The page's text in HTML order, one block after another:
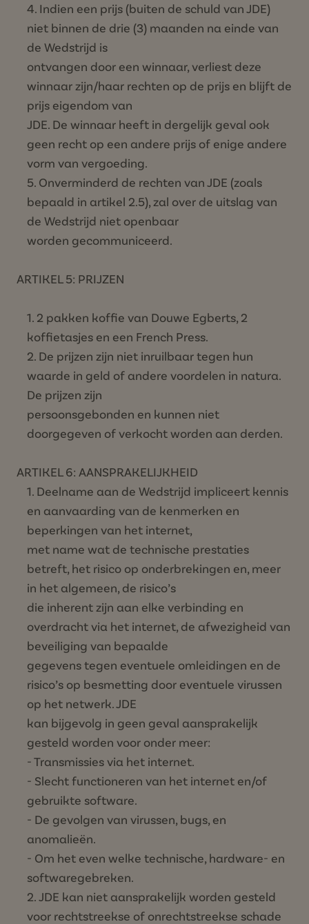
Indien een prijs (buiten de schuld van JDE)
niet binnen de drie (3) maanden na einde van
de Wedstrijd is
ontvangen door een winnaar, verliest deze
winnaar zijn/haar rechten op de prijs en blijft de
prijs eigendom van
JDE. De winnaar heeft in dergelijk geval ook
geen recht op een andere prijs of enige andere
vorm van vergoeding.
Onverminderd de rechten van JDE (zoals
bepaald in artikel 2.5), zal over de uitslag van
de Wedstrijd niet openbaar
worden gecommuniceerd.
ARTIKEL 5: PRIJZEN
2 pakken koffie van Douwe Egberts, 2
koffietasjes en een French Press.
De prijzen zijn niet inruilbaar tegen hun
waarde in geld of andere voordelen in natura.
De prijzen zijn
persoonsgebonden en kunnen niet
doorgegeven of verkocht worden aan derden.
ARTIKEL 6: AANSPRAKELIJKHEID
Deelname aan de Wedstrijd impliceert kennis
en aanvaarding van de kenmerken en
beperkingen van het internet,
met name wat de technische prestaties
betreft, het risico op onderbrekingen en, meer
in het algemeen, de risico’s
die inherent zijn aan elke verbinding en
overdracht via het internet, de afwezigheid van
beveiliging van bepaalde
gegevens tegen eventuele omleidingen en de
risico’s op besmetting door eventuele virussen
op het netwerk. JDE
kan bijgevolg in geen geval aansprakelijk
gesteld worden voor onder meer:
- Transmissies via het internet.
- Slecht functioneren van het internet en/of
gebruikte software.
- De gevolgen van virussen, bugs, en
anomalieën.
- Om het even welke technische, hardware- en
softwaregebreken.
JDE kan niet aansprakelijk worden gesteld
voor rechtstreekse of onrechtstreekse schade